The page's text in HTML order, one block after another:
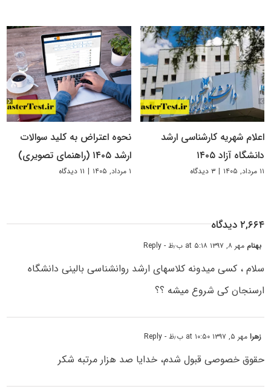
اعلام شهریه کارشناسی ارشد
دانشگاه آزاد ۱۴۰۵
۱۱ مرداد, ۱۴۰۵ | ۳ دیدگاه
نحوه اعتراض به کلید سوالات
ارشد ۱۴۰۵ (راهنمای تصویری)
۱ مرداد, ۱۴۰۵ | ۱۱ دیدگاه
۲,۶۶۴ دیدگاه
بهنام مهر ۸, ۱۳۹۷ at ۵:۱۸ ب٫ظ - Reply
سلام ، کسی میدونه کلاسهای ارشد روانشناسی بالینی دانشگاه
ارسنجان کی شروع میشه ؟؟
زهرامهر ۵, ۱۳۹۷ at ۱۰:۵۰ ب٫ظ - Reply
حقوق خصوصی قبول شدم، خدایا صد هزار مرتبه شکر